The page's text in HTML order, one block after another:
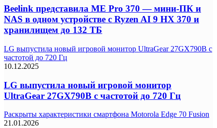
Beelink представила ME Pro 370 — мини-ПК и
NAS в одном устройстве с Ryzen AI 9 HX 370 и
хранилищем до 132 ТБ
LG выпустила новый игровой монитор UltraGear 27GX790B с
частотой до 720 Гц
10.12.2025
LG выпустила новый игровой монитор
UltraGear 27GX790B с частотой до 720 Гц
Раскрыты характеристики смартфона Motorola Edge 70 Fusion
21.01.2026